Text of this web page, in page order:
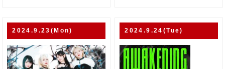
2024.9.23(Mon) 2024.9.24(Tue)